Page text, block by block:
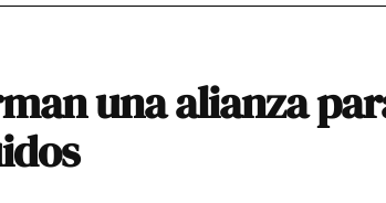
una alianza